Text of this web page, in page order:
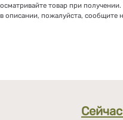
осматривайте товар при
в описании, пожалуйста, сообщите